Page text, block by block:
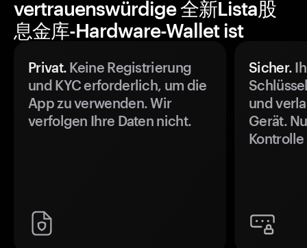
vertrauenswürdige 全新Lista股
息金库-Hardware-Wallet ist
Privat. Keine Registrierung
und KYC erforderlich, um die
App zu verwenden. Wir
verfolgen Ihre Daten nicht.
Sicher.
und
Gerät.